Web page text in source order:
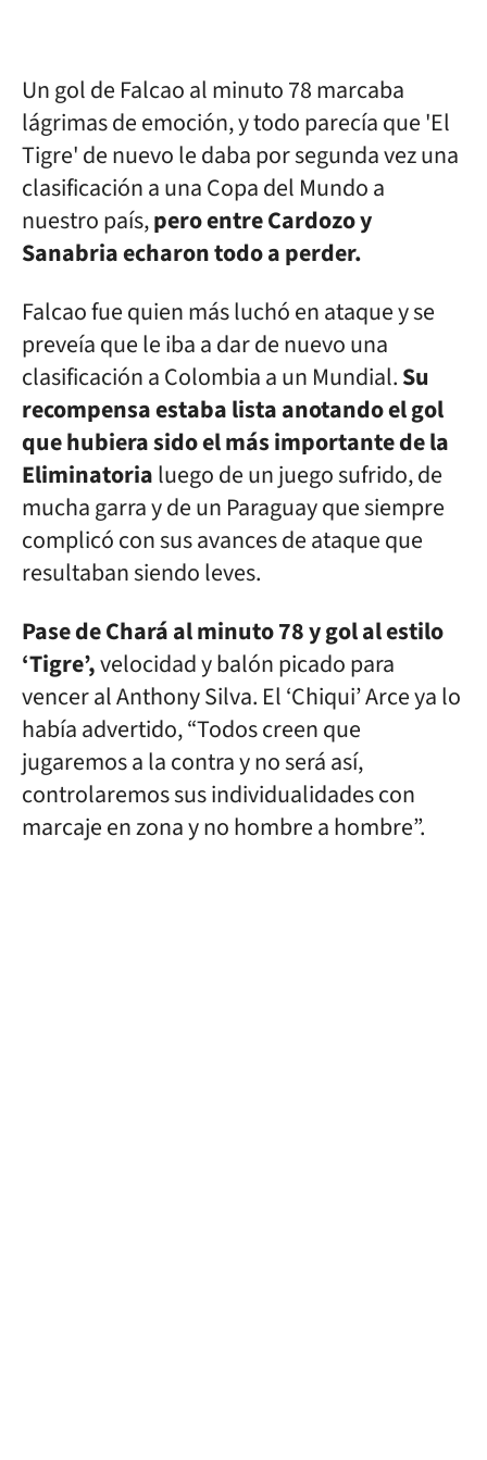
Un gol de Falcao al minuto 78 marcaba
lágrimas de emoción, y todo parecía que 'El
Tigre' de nuevo le daba por segunda vez una
clasificación a una Copa del Mundo a
nuestro país,pero entre Cardozo y
Sanabria echaron todo a perder.
Falcao fue quien más luchó en ataque y se
preveía que le iba a dar de nuevo una
clasificación a Colombia a un Mundial.Su
recompensa estaba lista anotando el gol
que hubiera sido el más importante de la
Eliminatorialuego de un juego sufrido, de
mucha garra y de un Paraguay que siempre
complicó con sus avances de ataque que
resultaban siendo leves.
Pase de Chará al minuto 78 y gol al estilo
‘Tigre’,velocidad y balón picado para
vencer al Anthony Silva. El ‘Chiqui’ Arce ya lo
había advertido, “Todos creen que
jugaremos a la contra y no será así,
controlaremos sus individualidades con
marcaje en zona y no hombre a hombre”.